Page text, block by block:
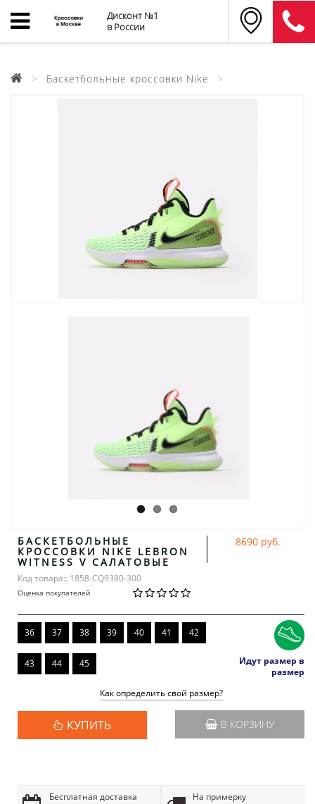
Дисконт №1
в России
Баскетбольные кроссовки Nike
БАСКЕТБОЛЬНЫЕ
КРОССОВКИ NIKE LEBRON
WITNESS V САЛАТОВЫЕ
Код товара:: 1858-CQ9380-300
Оценка покупателей
8690 руб.
36 37 38 39 40 41 42
43 44 45
Идут размер в
размер
Как определить свой размер?
КУПИТЬ В КОРЗИНУ
Бесплатная доставка
На примерку